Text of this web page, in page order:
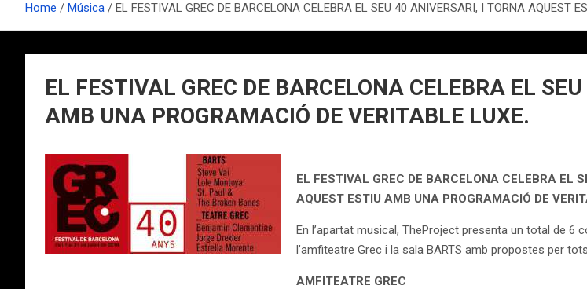
Home Música EL FESTIVAL GREC DE BARCELONA CELEBRA EL SEU 40 ANIVERSARI, I TORNA AQUEST
EL FESTIVAL GREC DE BARCELONA CELEBRA EL
AMB UNA PROGRAMACIÓ DE VERITABLE LUXE.
EL FESTIVAL GREC DE BARCELONA CELEBRA EL
AQUEST ESTIU AMB UNA PROGRAMACIÓ DE
En l’apartat musical, TheProject presenta un total de 6
l’amfiteatre Grec i la sala BARTS amb propostes per
AMFITEATRE GREC